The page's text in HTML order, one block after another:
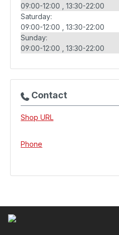
09:00-12:00
13:30-22:00
Saturday:
09:00-12:00
13:30-22:00
Sunday:
09:00-12:00
13:30-22:00
Contact
Shop URL
Phone